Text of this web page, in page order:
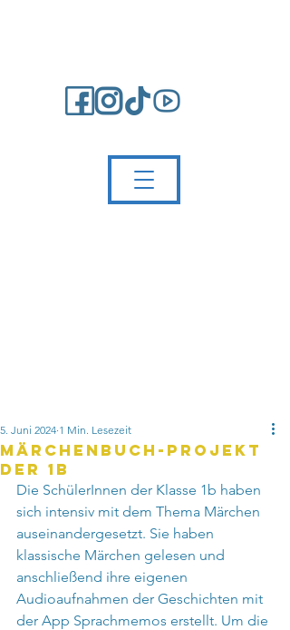
Märchenbuch-Projekt
der 1b
5. Juni 2024 1 Min. Lesezeit
Die SchülerInnen der Klasse 1b haben
sich intensiv mit dem Thema Märchen
auseinandergesetzt. Sie haben
klassische Märchen gelesen und
anschließend ihre eigenen
Audioaufnahmen der Geschichten mit
der App Sprachmemos erstellt. Um die